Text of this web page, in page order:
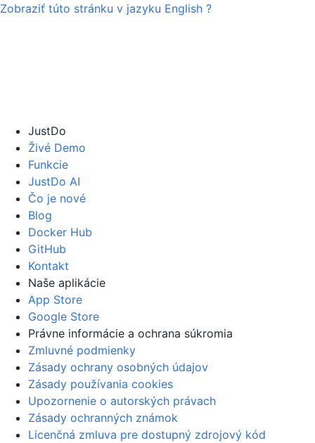
Zobraziť túto stránku v jazyku English ?
JustDo
Živé Demo
Funkcie
JustDo AI
Čo je nové
Blog
Docker Hub
GitHub
Kontakt
Naše aplikácie
App Store
Google Store
Právne informácie a ochrana súkromia
Zmluvné podmienky
Zásady ochrany osobných údajov
Zásady používania cookies
Upozornenie o autorských právach
Zásady ochranných známok
Licenčná zmluva pre dostupný zdrojový kód